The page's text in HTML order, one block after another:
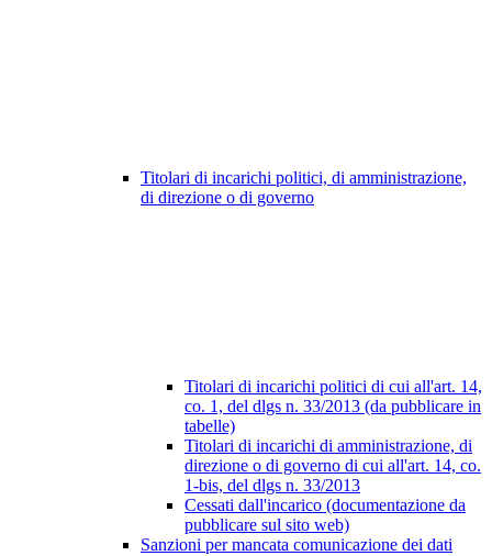
Titolari di incarichi politici, di amministrazione,
di direzione o di governo
Titolari di incarichi politici di cui all'art. 14,
co. 1, del dlgs n. 33/2013 (da pubblicare in
tabelle)
Titolari di incarichi di amministrazione, di
direzione o di governo di cui all'art. 14, co.
1-bis, del dlgs n. 33/2013
Cessati dall'incarico (documentazione da
pubblicare sul sito web)
Sanzioni per mancata comunicazione dei dati